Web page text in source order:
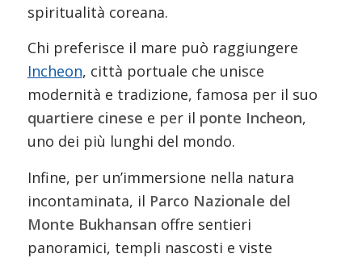
spiritualità coreana.
Chi preferisce il mare può raggiungere
Incheon, città portuale che unisce
modernità e tradizione, famosa per il suo
quartiere cinese e per il ponte Incheon,
uno dei più lunghi del mondo.
Infine, per un’immersione nella natura
incontaminata, il Parco Nazionale del
Monte Bukhansan offre sentieri
panoramici, templi nascosti e viste